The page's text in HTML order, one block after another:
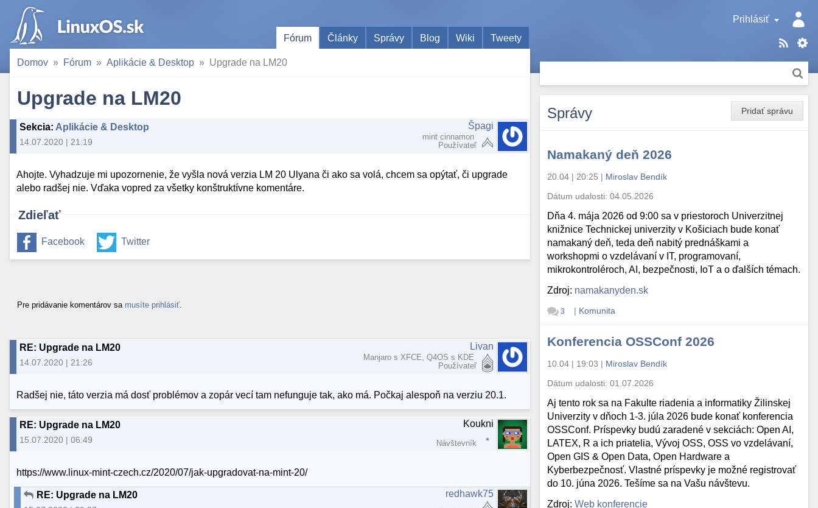
Prihlásiť
Fórum
Články Správy Blog Wiki Tweety
Domov Fórum Aplikácie & Desktop Upgrade na LM20
Upgrade na LM20
Sekcia: Aplikácie & Desktop
14.07.2020 | 21:19
Špagi
mint cinnamon
Používateľ
Ahojte. Vyhadzuje mi upozornenie, že vyšla nová verzia LM 20 Ulyana či ako sa volá, chcem sa opýtať, či upgrade
alebo radšej nie. Vďaka vopred za všetky konštruktívne komentáre.
Zdieľať
Facebook Twitter
Pre pridávanie komentárov sa musíte prihlásiť
RE: Upgrade na LM20
14.07.2020 | 21:26
Livan
Manjaro s XFCE, Q4OS s KDE
Používateľ
Radšej nie, táto verzia má dosť problémov a zopár vecí tam nefunguje tak, ako má. Počkaj alespoň na verziu 20.1.
RE: Upgrade na LM20
15.07.2020 | 06:49
Koukni
Návštevník
https://www.linux-mint-czech.cz/2020/07/jak-upgradovat-na-mint-20/
RE: Upgrade na LM20 redhawk75
Pridať správu
Správy
Namakaný deň 2026
20.04 | 20:25 | Miroslav Bendík
Dátum udalosti:04.05.2026
Dňa 4. mája 2026 od 9:00 sa v priestoroch Univerzitnej
knižnice Technickej univerzity v Košiciach bude konať
namakaný deň, teda deň nabitý prednáškami a
workshopmi o vzdelávaní v IT, programovaní,
mikrokontroléroch, AI, bezpečnosti, IoT a o ďalších témach.
Zdroj: namakanyden.sk
3 | Komunita
Konferencia OSSConf 2026
10.04 | 19:03 | Miroslav Bendík
Dátum udalosti:01.07.2026
Aj tento rok sa na Fakulte riadenia a informatiky Žilinskej
Univerzity v dňoch 1-3. júla 2026 bude konať konferencia
OSSConf. Príspevky budú zaradené v sekciách: Open AI,
LATEX, R a ich priatelia, Vývoj OSS, OSS vo vzdelávaní,
Open GIS & Open Data, Open Hardware a
Kyberbezpečnosť. Vlastné príspevky je možné registrovať
do 10. júna 2026. Tešíme sa na Vašu návštevu.
Zdroj:Web konferencie